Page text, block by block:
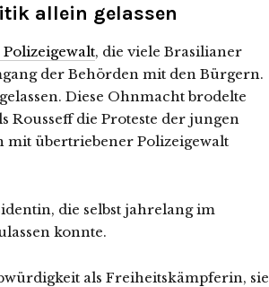
allein gelassen
, die viele Brasilianer
der Behörden mit den Bürgern.
Diese Ohnmacht brodelte
Rousseff die Proteste der jungen
übertriebener Polizeigewalt
die selbst jahrelang im
konnte.
als Freiheitskämpferin, sie